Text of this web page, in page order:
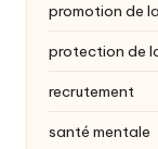
promotion de
protection de
recrutement
santé mentale